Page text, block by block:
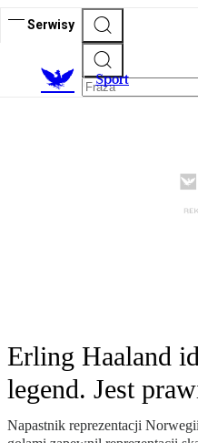
Serwisy
Sport
Erling Haaland
legend. Jest
Napastnik reprezentacji